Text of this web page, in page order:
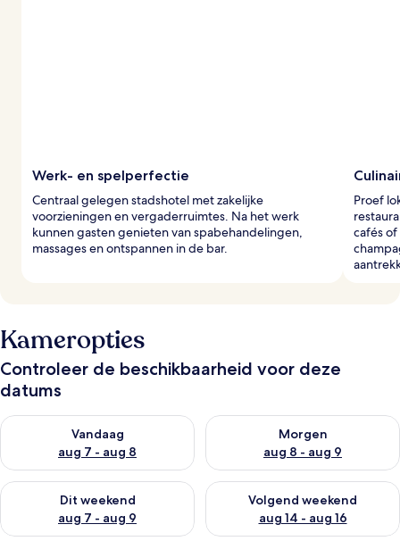
Werk- en spelperfectie
Centraal gelegen stadshotel met zakelijke
voorzieningen en vergaderruimtes. Na het werk
kunnen gasten genieten van spabehandelingen,
massages en ontspannen in de bar.
Proef
cafés
Kameropties
Controleer de beschikbaarheid voor deze
datums
Vandaag
aug 7 - aug 8
De beschikbaarheid controleren voor vanavond aug 7 - aug 8
Morgen
aug 8 - aug 9
De beschikbaarheid
Dit weekend
aug 7 - aug 9
De beschikbaarheid controleren voor dit weekend aug 7 -
Volgend weekend
aug 14 - aug 16
De beschikbaarheid